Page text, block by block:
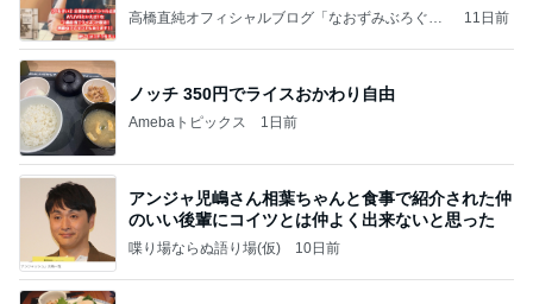
高橋直純オフィシャルブログ「なおずみぶろぐ」
11日前
ノッチ 350円でライスおかわり自由
Amebaトピックス 1日前
アンジャ児嶋さん相葉ちゃんと食事で紹介された仲
のいい後輩にコイツとは仲よく出来ないと思った
喋り場ならぬ語り場(仮) 10日前